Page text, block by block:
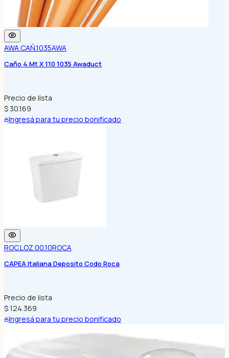
AWA.CAÑ.1035AWA
Caño 4 Mt X 110 1035 Awaduct
Precio de lista
$ 30.169
Ingresá para tu precio bonificado
ROC.LOZ.00.10ROCA
CAPEA Italiana Deposito Codo Roca
Precio de lista
$ 124.369
Ingresá para tu precio bonificado